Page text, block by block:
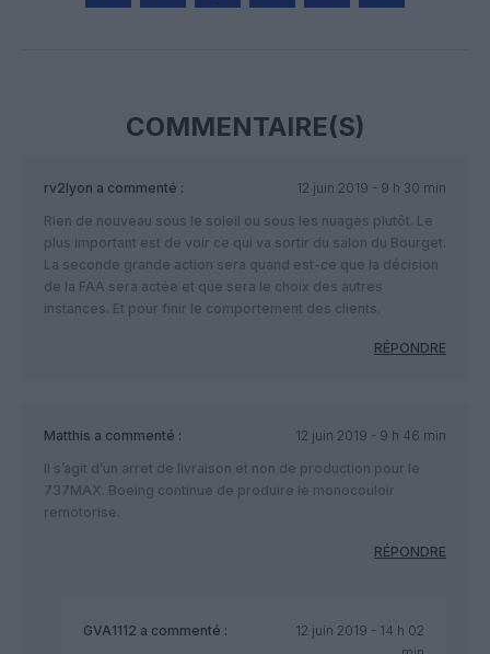
COMMENTAIRE(S)
rv2lyon a commenté :
12 juin 2019 - 9 h 30 min
Rien de nouveau sous le soleil ou sous les nuages plutôt. Le
plus important est de voir ce qui va sortir du salon du Bourget.
La seconde grande action sera quand est-ce que la décision
de la FAA sera actée et que sera le choix des autres
instances. Et pour finir le comportement des clients.
RÉPONDRE
Matthis a commenté :
12 juin 2019 - 9 h 46 min
Il s’agit d’un arret de livraison et non de production pour le
737MAX. Boeing continue de produire le monocouloir
remotorise.
RÉPONDRE
GVA1112 a commenté :
12 juin 2019 - 14 h 02